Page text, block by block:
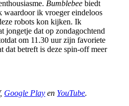
Bumblebee biedt
waardoor ik vroeger eindeloos
robots kon kijken. Ik
jongetje dat op zondagochtend
om 11.30 uur zijn favoriete
dat betreft is deze spin-off meer
Google Play en YouTube.